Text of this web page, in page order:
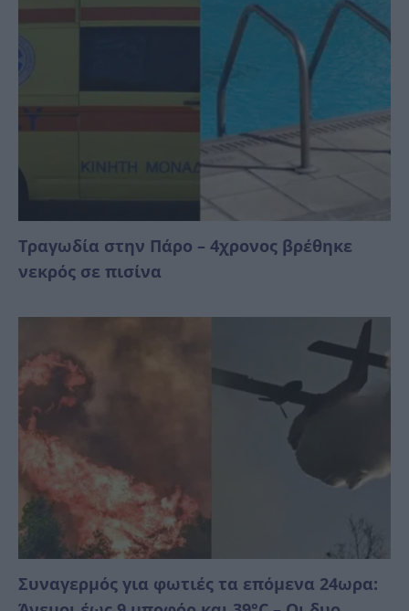
Τραγωδία στην Πάρο – 4χρονος βρέθηκε
νεκρός σε πισίνα
Συναγερμός για φωτιές τα επόμενα 24ωρα: